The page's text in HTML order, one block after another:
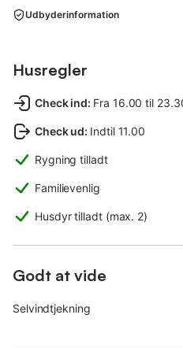
Udbyderinformation
Husregler
Check ind: Fra 16.00 til
Check ud: Indtil 11.00
Rygning tilladt
Familievenlig
Husdyr tilladt (max. 2)
Godt at vide
Selvindtjekning